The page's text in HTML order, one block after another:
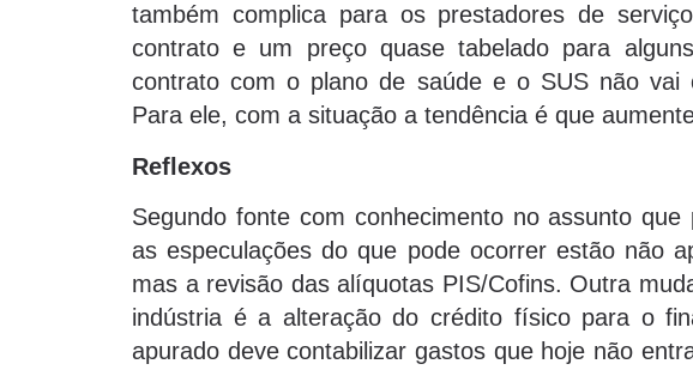
também complica para os prestadores de
contrato e um preço quase tabelado para
contrato com o plano de saúde e o SUS não vai
Para ele, com a situação a tendência é que
Reflexos
Segundo fonte com conhecimento no assunto
as especulações do que pode ocorrer estão não
mas a revisão das alíquotas PIS/Cofins. Outra
indústria é a alteração do crédito físico para o
apurado deve contabilizar gastos que hoje não